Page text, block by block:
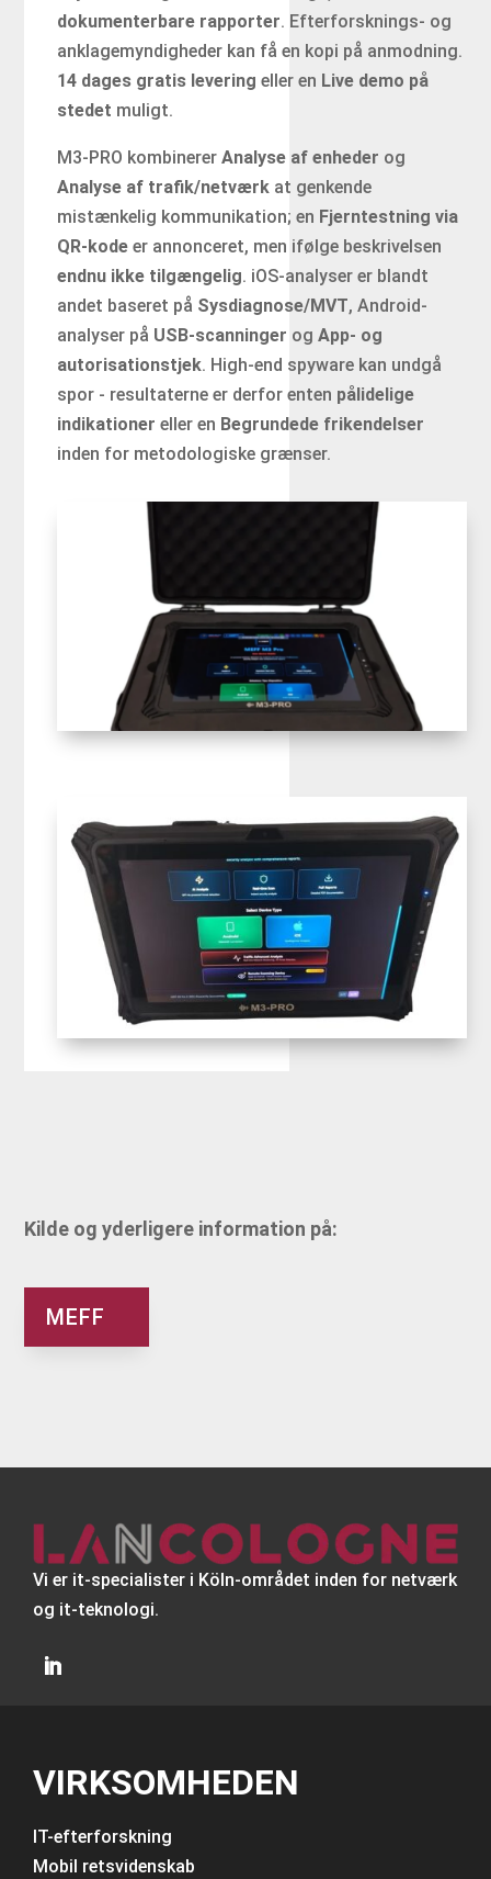
dokumenterbare rapporter. Efterforsknings- og
anklagemyndigheder kan få en kopi på anmodning.
14 dages gratis levering eller en Live demo på
stedet muligt.
M3-PRO kombinererAnalyse af enheder og
Analyse af trafik/netværk at genkende
mistænkelig kommunikation; en Fjerntestning via
QR-kode er annonceret, men ifølge beskrivelsen
endnu ikke tilgængelig. iOS-analyser er blandt
andet baseret på Sysdiagnose/MVT, Android-
analyser på USB-scanninger ogApp- og
autorisationstjek. High-end spyware kan undgå
spor - resultaterne er derfor enten pålidelige
indikationer eller en Begrundede frikendelser
inden for metodologiske grænser.
Kilde og yderligere information på:
MEFF
Vi er it-specialister i Köln-området inden for netværk
og it-teknologi.
VIRKSOMHEDEN
IT-efterforskning
Mobil retsvidenskab